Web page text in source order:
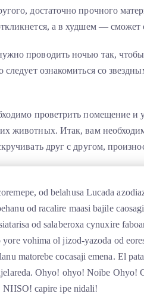
достаточно прочного
а в худшем — сможет
проводить ночью так,
следует ознакомиться со
проветрить помещение
животных. Итак, вам
друг с другом,
od belahusa Lucada
od racalire maasi bajile
od salaberoxa cynuxire
yore vohima ol jizod-yazoda od
matorebe cocasaji emena. El
Ohyo! ohyo! Noibe Ohyo!
NIISO! capire ipe nidali!